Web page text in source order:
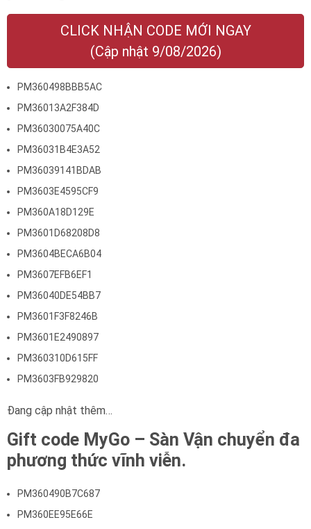
CLICK NHẬN CODE MỚI NGAY
(Cập nhật 9/08/2026)
PM360498BBB5AC
PM36013A2F384D
PM36030075A40C
PM36031B4E3A52
PM36039141BDAB
PM3603E4595CF9
PM360A18D129E
PM3601D68208D8
PM3604BECA6B04
PM3607EFB6EF1
PM36040DE54BB7
PM3601F3F8246B
PM3601E2490897
PM360310D615FF
PM3603FB929820
Đang cập nhật thêm…
Gift code MyGo – Sàn Vận chuyển đa
phương thức vĩnh viễn.
PM360490B7C687
PM360EE95E66E